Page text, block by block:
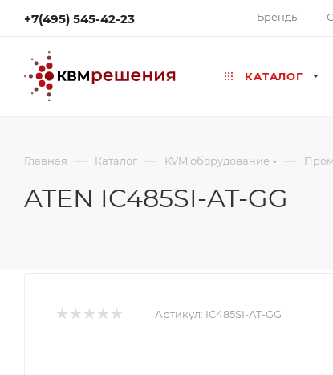
+7(495) 545-42-23 Бренды
КАТАЛОГ
Главная — Каталог — KVM оборудование —
ATEN IC485SI-AT-GG
Артикул: IC485SI-AT-GG